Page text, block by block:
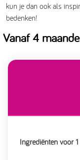
kun je dan ook als
bedenken!
Vanaf 4
Ingrediënten voor